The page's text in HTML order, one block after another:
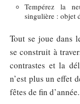
Tempérez la
singulière : objet
Tout se joue dans
se construit à
contrastes et la
n’est plus un effet
fêtes de fin d’année.